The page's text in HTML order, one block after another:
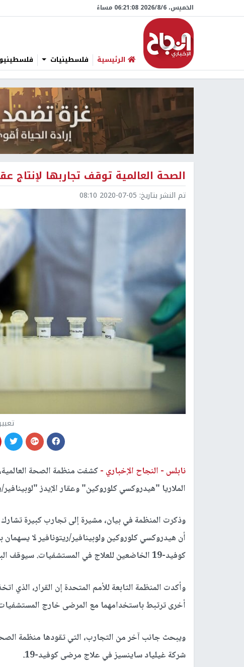
الخميس، 6/‏8/‏2026 06:21:09 مساءً
الرئيسية فلسطينيات فلسطينيو 48
الصحة العالمية توقف تجاربها لإنتاج
تم النشر بتاريخ: 2020-07-05 08:10
نابلس - النجاح الإخباري -
الملاريا "هيدروكسي كلوروكين" وعقار الإيدز
وذكرت المنظمة في بيان، مشيرة إلى تجارب كبيرة
أن هيدروكسي كلوروكين ولوبينافير/ريتونافير لا
كوفيد-19 الخاضعين للعلاج في المستشفيات. سيوقف الباحثون التجارب على الفور".
وأكدت المنظمة التابعة للأمم المتحدة إن القرار، الذي
أخرى ترتبط باستخدامهما مع المرضى خارج
ويبحث جانب آخر من التجارب، التي تقودها منظمة الصحة
شركة غيلياد ساينسيز في علاج مرضى كوفيد-19.